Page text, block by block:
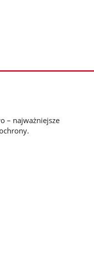
– najważniejsze